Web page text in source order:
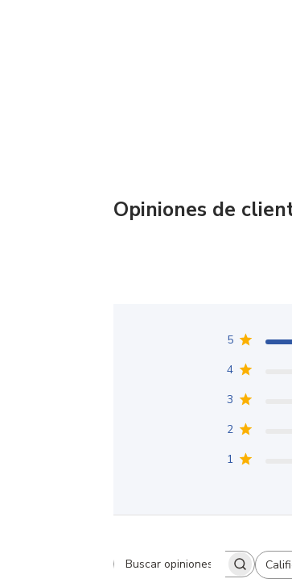
Opiniones de
5
4
3
2
1
Buscar opiniones Todas las clasificaciones